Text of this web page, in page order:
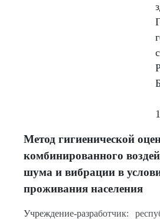
Метод гигиенической
комбинированного
шума и вибрации в
проживания населения
Учреждение-разработчик: